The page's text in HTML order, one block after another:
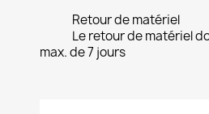
Retour de matériel
Le retour de matériel
max. de 7 jours